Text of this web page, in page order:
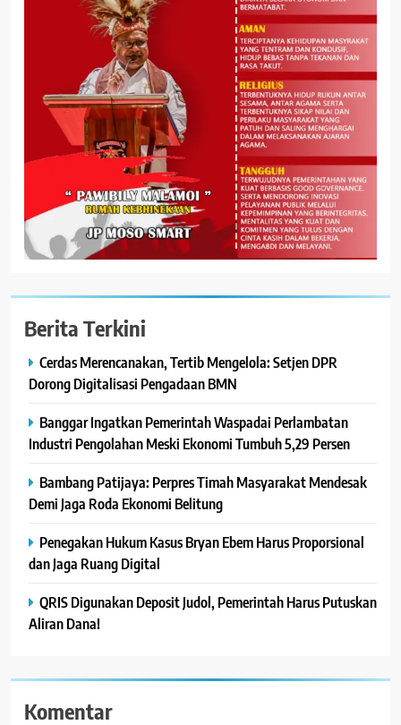
Berita Terkini
Cerdas Merencanakan, Tertib Mengelola: Setjen DPR
Dorong Digitalisasi Pengadaan BMN
Banggar Ingatkan Pemerintah Waspadai Perlambatan
Industri Pengolahan Meski Ekonomi Tumbuh 5,29 Persen
Bambang Patijaya: Perpres Timah Masyarakat Mendesak
Demi Jaga Roda Ekonomi Belitung
Penegakan Hukum Kasus Bryan Ebem Harus Proporsional
dan Jaga Ruang Digital
QRIS Digunakan Deposit Judol, Pemerintah Harus Putuskan
Aliran Dana!
Komentar